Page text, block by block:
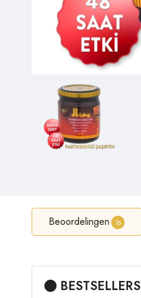
Beoordelingen 16
BESTSELLERS